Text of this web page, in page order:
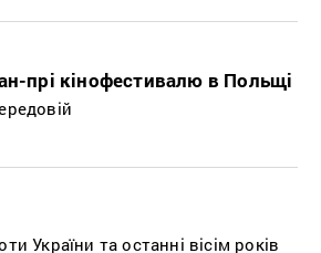
прі кінофестивалю в Польщі
України та останні вісім років